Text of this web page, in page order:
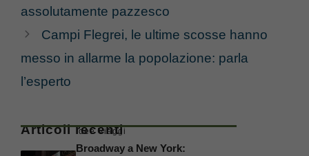
assolutamente pazzesco
Campi Flegrei, le ultime scosse hanno
messo in allarme la popolazione: parla
l’esperto
Articoli recenti
Idee Viaggi
Broadway a New York: